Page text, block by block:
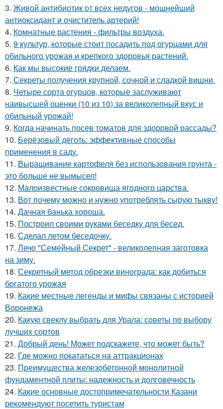
3. Живой антибиотик от всех недугов - мощнейший
антиоксидант и очиститель артерий!
4. Комнатные растения - фильтры воздуха.
5. 9 культур, которые стоит посадить под огурцами для
обильного урожая и крепкого здоровья растений.
6. Как мы высокие грядки делаем.
7. Секреты получения крупной, сочной и сладкой вишни.
8. Четыре сорта огурцов, которые заслуживают
наивысшей оценки (10 из 10) за великолепный вкус и
обильный урожай!
9. Когда начинать посев томатов для здоровой рассады?
10. Берёзовый дёготь: эффективные способы
применения в саду.
11. Выращивание картофеля без использования грунта -
это больше не вымысел!
12. Малоизвестные сокровища ягодного царства.
13. Вот почему можно и нужно употреблять сырую тыкву!
14. Дачная банька хороша.
15. Построил своими руками беседку для бесед.
16. Сделал летом беседочку.
17. Лечо "Семейный Секрет" - великолепная заготовка
на зиму.
18. Секретный метод обрезки винограда: как добиться
богатого урожая
19. Какие местные легенды и мифы связаны с историей
Воронежа
20. Какую свеклу выбрать для Урала: советы по выбору
лучших сортов
21. Добрый день! Может подскажете, что может быть?
22. Где можно покататься на аттракционах
23. Преимущества железобетонной монолитной
фундаментной плиты: надежность и долговечность
24. Какие основные достопримечательности Казани
рекомендуют посетить туристам